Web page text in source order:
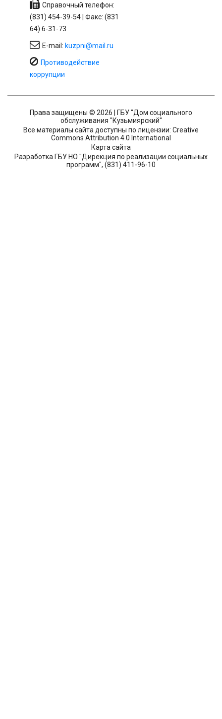
Справочный телефон:
(831) 454-39-54 | Факс: (831
64) 6-31-73
E-mail: kuzpni@mail.ru
Противодействие
коррупции
Права защищены © 2026 | ГБУ "Дом социального
обслуживания "Кузьмиярский"
Все материалы сайта доступны по лицензии: Creative
Commons Attribution 4.0 International
Карта сайта
Разработка ГБУ НО "Дирекция по реализации социальных
программ", (831) 411-96-10